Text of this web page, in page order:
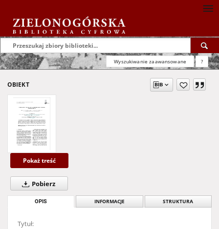
Wyszukiwanie zaawansowane ?
OBIEKT
Pokaż treść
Pobierz
OPIS INFORMACJE STRUKTURA
Tytuł: